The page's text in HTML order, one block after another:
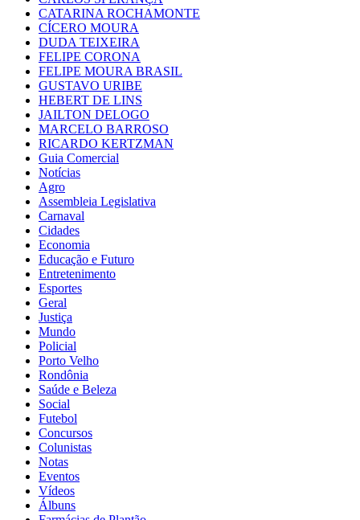
CATARINA ROCHAMONTE
CÍCERO MOURA
DUDA TEIXEIRA
FELIPE CORONA
FELIPE MOURA BRASIL
GUSTAVO URIBE
HEBERT DE LINS
JAILTON DELOGO
MARCELO BARROSO
RICARDO KERTZMAN
Guia Comercial
Notícias
Agro
Assembleia Legislativa
Carnaval
Cidades
Economia
Educação e Futuro
Entretenimento
Esportes
Geral
Justiça
Mundo
Policial
Porto Velho
Rondônia
Saúde e Beleza
Social
Futebol
Concursos
Colunistas
Notas
Eventos
Vídeos
Álbuns